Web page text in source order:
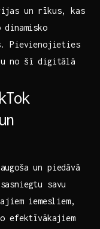
un rīkus, kas
dinamisko
Pievienojieties
no šī digitālā
‍un piedāvā
savu
iemesliem,
efektīvākajiem